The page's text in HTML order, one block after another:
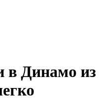
в Динамо из